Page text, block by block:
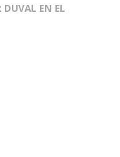
DUVAL EN EL